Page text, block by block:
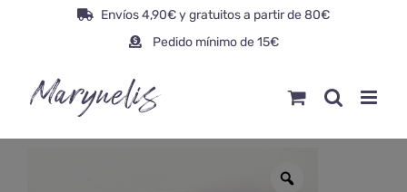
Envíos 4,90€ y gratuitos a partir de 80€
Pedido mínimo de 15€